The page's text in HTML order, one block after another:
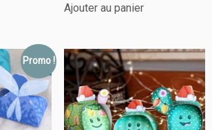
Ajouter au panier
Promo !